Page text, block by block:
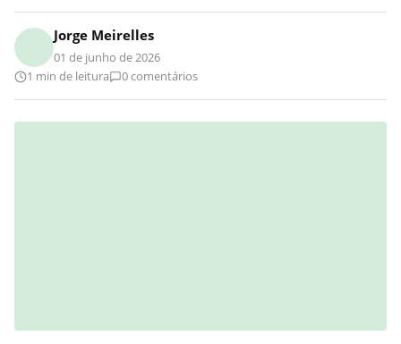
Jorge Meirelles
01 de junho de 2026
1 min de leitura
0 comentários